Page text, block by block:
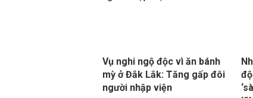
Vụ nghi ngộ độc vì ăn bánh
mỳ ở Đắk Lắk: Tăng gấp đôi
người nhập viện